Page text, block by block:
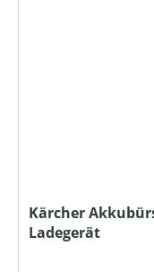
Kärcher
Ladegerät